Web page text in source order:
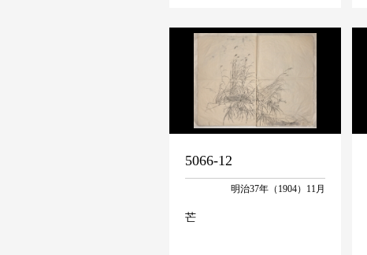
5066-12
明治37年（1904）11月
芒